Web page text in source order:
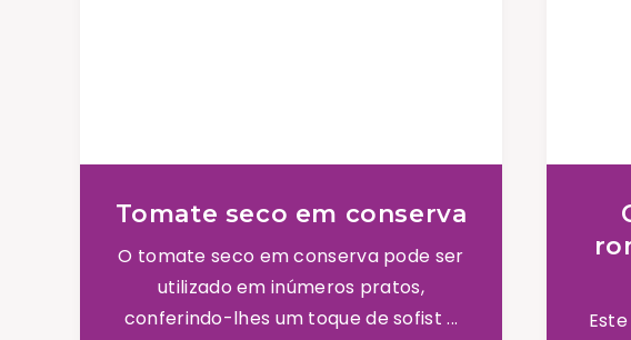
Tomate seco em conserva
O tomate seco em conserva pode ser
utilizado em inúmeros pratos,
conferindo-lhes um toque de sofist ...